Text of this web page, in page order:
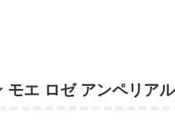
モエ ロゼ アンペリア